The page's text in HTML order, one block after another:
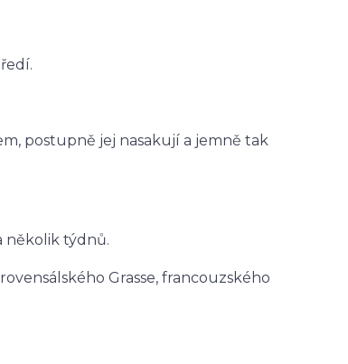
postupně jej nasakují a jemně tak
několik týdnů.
Grasse, francouzského